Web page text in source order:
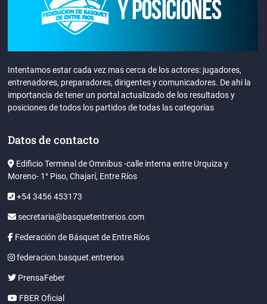
Intentamos estar cada vez mas cerca de los actores: jugadores,
entrenadores, preparadores, dirigentes y comunicadores. De ahi la
importancia de tener un portal actualizado de los resultados y
posiciones de todos los partidos de todas las categorías
Datos de contacto
Edificio Terminal de Omnibus -calle interna entre Urquiza y
Moreno- 1° Piso, Chajarí, Entre Ríos
+54 3456 453173
secretaria@basquetentrerios.com
Federación de Básquet de Entre Ríos
federacion.basquet.entrerios
PrensaFeber
FBER Oficial